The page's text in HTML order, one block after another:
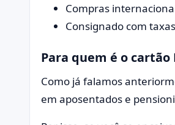
Compras
Consignado com
Para quem é o
Como já falamos
em aposentados e